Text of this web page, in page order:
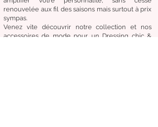
renouvelée aux fil des saisons mais surtout à prix
sympas.
Venez vite découvrirnotre collection et nos
accessoires de mode pour un Dressing chic &